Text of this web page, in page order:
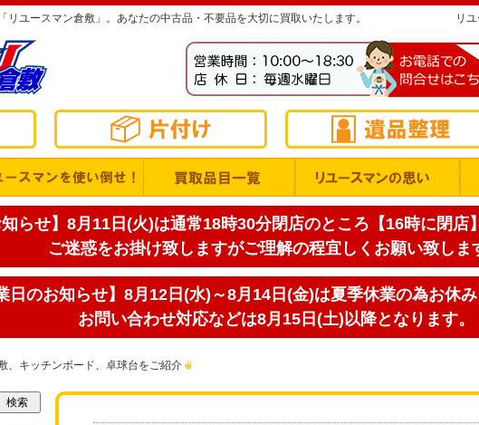
ユースマン倉敷」。あなたの中古品・不要品を大切に買取いたします。 リ
知らせ】8月11日(火)は通常18時30分閉店のところ【16時に閉店
ご迷惑をお掛け致しますがご理解の程宜しくお願い致しま
日のお知らせ】8月12日(水)～8月14日(金)は夏季休業の為お休
お問い合わせ対応などは8月15日(土)以降となります。
、キッチンボード、卓球台をご紹介